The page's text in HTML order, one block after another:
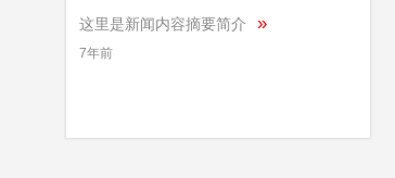
这里是新闻内容摘要简介 »
7年前